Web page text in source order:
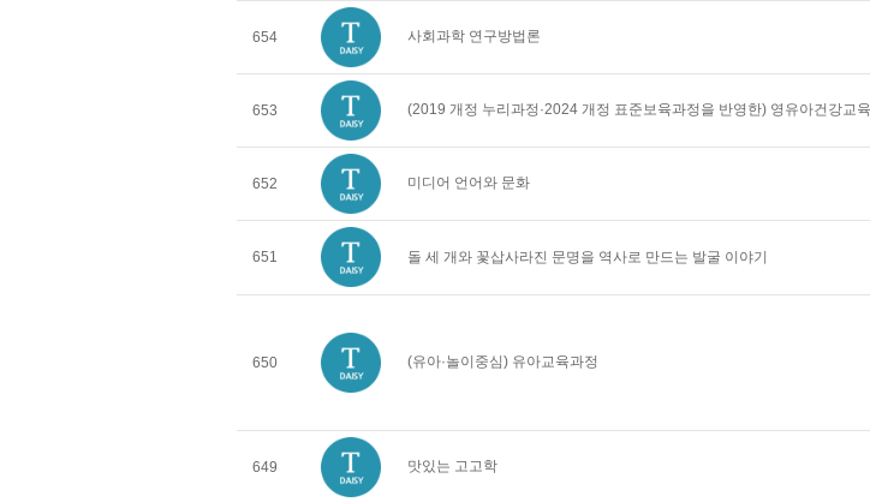
654 사회과학 연구방법론
653 (2019 개정 누리과정·2024 개정 표준보육과정을 반영한) 영유아건강교육
652 미디어 언어와 문화
651 돌 세 개와 꽃삽사라진 문명을 역사로 만드는 발굴 이야기
650 (유아·놀이중심) 유아교육과정
649 맛있는 고고학